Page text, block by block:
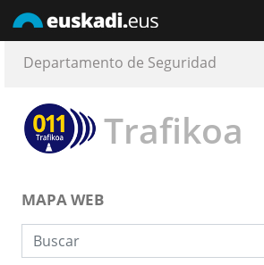
Trafikoa
Departamento de Seguridad
MAPA WEB
Búsqueda web